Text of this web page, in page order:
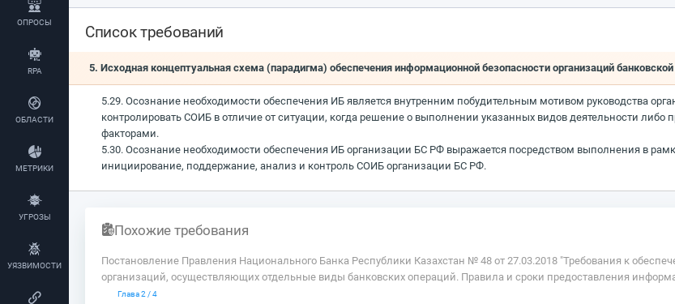
ОПРОСЫ
RPA
ОБЛАСТИ
МЕТРИКИ
УГРОЗЫ
УЯЗВИМОСТИ
Список требований
5. Исходная концептуальная схема (парадигма) обеспечения информационной безопасности организаций
5.29. Осознание необходимости обеспечения ИБ является внутренним побудительным мотивом руководства
контролировать СОИБ в отличие от ситуации, когда решение о выполнении указанных видов деятельности
факторами.
5.30. Осознание необходимости обеспечения ИБ организации БС РФ выражается посредством выполнения в
инициирование, поддержание, анализ и контроль СОИБ организации БС РФ.
Похожие требования
Постановление Правления Национального Банка Республики Казахстан № 48 от 27.03.2018 "Требования к
организаций, осуществляющих отдельные виды банковских операций. Правила и сроки предоставления
Глава 2 / 4